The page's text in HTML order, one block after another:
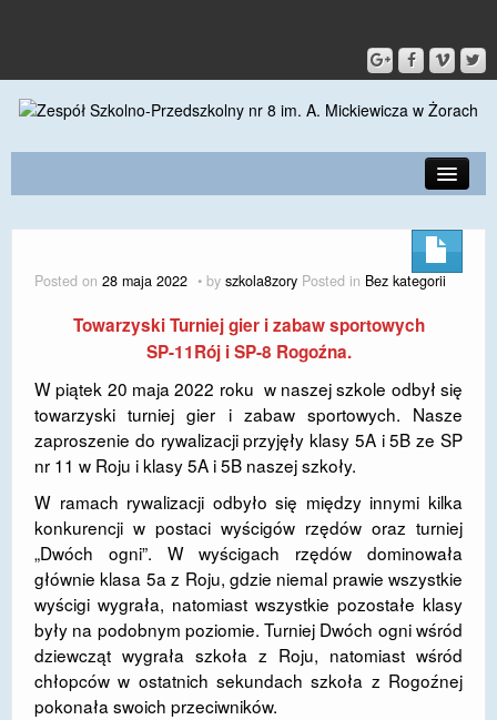
DLA RODZICÓW I UCZNIÓW
DLA PRACOWNIKÓW
GALERIA
DOSTĘPNOŚĆ
POLITYKA PRYWATNOŚCI
RODO
EGZAMIN ÓSMOKLASISTY
STANDARDY OCHRONY MAŁOLETNICH
Posted on 28 maja 2022 by szkola8zory Posted in Bez kategorii
Towarzyski Turniej gier i zabaw sportowych
SP-11Rój i SP-8 Rogoźna.
W piątek 20 maja 2022 roku w naszej szkole odbył się
towarzyski turniej gier i zabaw sportowych. Nasze
zaproszenie do rywalizacji przyjęły klasy 5A i 5B ze SP
nr 11 w Roju i klasy 5A i 5B naszej szkoły.
W ramach rywalizacji odbyło się między innymi kilka
konkurencji w postaci wyścigów rzędów oraz turniej
„Dwóch ogni”. W wyścigach rzędów dominowała
głównie klasa 5a z Roju, gdzie niemal prawie wszystkie
wyścigi wygrała, natomiast wszystkie pozostałe klasy
były na podobnym poziomie. Turniej Dwóch ogni wśród
dziewcząt wygrała szkoła z Roju, natomiast wśród
chłopców w ostatnich sekundach szkoła z Rogoźnej
pokonała swoich przeciwników.